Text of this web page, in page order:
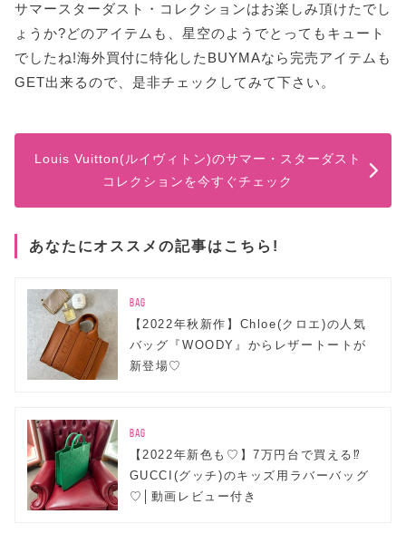
サマースターダスト・コレクションはお楽しみ頂けたでし
ょうか?どのアイテムも、星空のようでとってもキュート
でしたね!海外買付に特化したBUYMAなら完売アイテムも
GET出来るので、是非チェックしてみて下さい。
Louis Vuitton(ルイヴィトン)のサマー・スターダスト
コレクションを今すぐチェック
あなたにオススメの記事はこちら!
BAG
【2022年秋新作】Chloe(クロエ)の人気
バッグ『WOODY』からレザートートが
新登場♡
BAG
【2022年新色も♡】7万円台で買える⁉
GUCCI(グッチ)のキッズ用ラバーバッグ
♡│動画レビュー付き